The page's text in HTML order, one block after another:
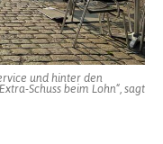
und hinter den
Schuss beim Lohn“, sagt